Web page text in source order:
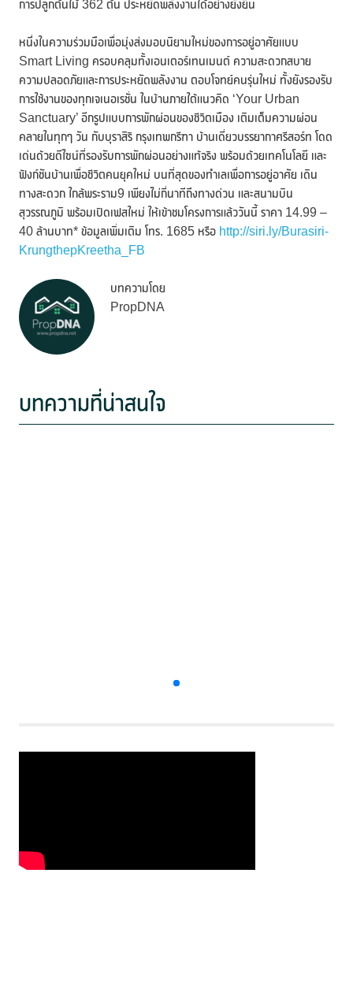
การปลูกต้นไม้ 362 ต้น ประหยัดพลังงานได้อย่างยั่งยืน
หนึ่งในความร่วมมือเพื่อมุ่งส่งมอบนิยามใหม่ของการอยู่อาศัยแบบ
Smart Living ครอบคลุมทั้งเอนเตอร์เทนเมนต์ ความสะดวกสบาย
ความปลอดภัยและการประหยัดพลังงาน ตอบโจทย์คนรุ่นใหม่ ทั้งยังรองรับ
การใช้งานของทุกเจเนอเรชั่น ในบ้านภายใต้แนวคิด ‘Your Urban
Sanctuary’ อีกรูปแบบการพักผ่อนของชีวิตเมือง เติมเต็มความผ่อน
คลายในทุกๆ วัน กับบุราสิริ กรุงเทพกรีฑา บ้านเดี่ยวบรรยากาศรีสอร์ท โดด
เด่นด้วยดีไซน์ที่รองรับการพักผ่อนอย่างแท้จริง พร้อมด้วยเทคโนโลยี และ
ฟังก์ชันบ้านเพื่อชีวิตคนยุคใหม่ บนที่สุดของทำเลเพื่อการอยู่อาศัย เดิน
ทางสะดวก ใกล้พระราม9 เพียงไม่กี่นาทีถึงทางด่วน และสนามบิน
สุวรรณภูมิ พร้อมเปิดเฟสใหม่ ให้เข้าชมโครงการแล้ววันนี้ ราคา 14.99 –
40 ล้านบาท* ข้อมูลเพิ่มเติม โทร. 1685 หรือ http://siri.ly/Burasiri-
KrungthepKreetha_FB
บทความโดย
PropDNA
บทความที่น่าสนใจ